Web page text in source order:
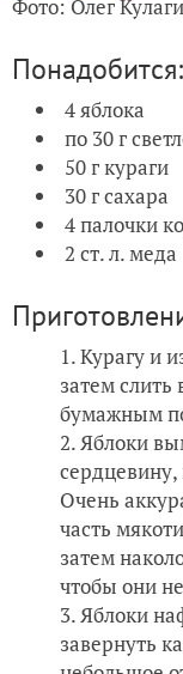
Фото: Олег
Понадобится:
4 яблока
по 30 г
50 г кураги
30 г сахара
4 палочки
2 ст. л. меда
Курагу и
затем
бумажным
Яблоки
сердцевину,
Очень
часть
затем
чтобы они
Яблоки
завернуть